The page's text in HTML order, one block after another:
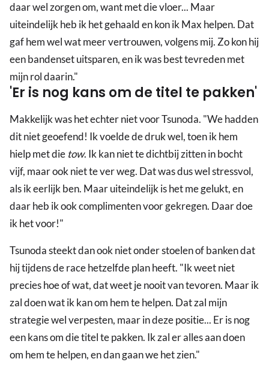
daar wel zorgen om, want met die vloer... Maar
uiteindelijk heb ik het gehaald en kon ik Max helpen. Dat
gaf hem wel wat meer vertrouwen, volgens mij. Zo kon hij
een bandenset uitsparen, en ik was best tevreden met
mijn rol daarin."
'Er is nog kans om de titel te pakken'
Makkelijk was het echter niet voor Tsunoda. "We hadden
dit niet geoefend! Ik voelde de druk wel, toen ik hem
hielp met die tow. Ik kan niet te dichtbij zitten in bocht
vijf, maar ook niet te ver weg. Dat was dus wel stressvol,
als ik eerlijk ben. Maar uiteindelijk is het me gelukt, en
daar heb ik ook complimenten voor gekregen. Daar doe
ik het voor!"
Tsunoda steekt dan ook niet onder stoelen of banken dat
hij tijdens de race hetzelfde plan heeft. "Ik weet niet
precies hoe of wat, dat weet je nooit van tevoren. Maar ik
zal doen wat ik kan om hem te helpen. Dat zal mijn
strategie wel verpesten, maar in deze positie... Er is nog
een kans om die titel te pakken. Ik zal er alles aan doen
om hem te helpen, en dan gaan we het zien."